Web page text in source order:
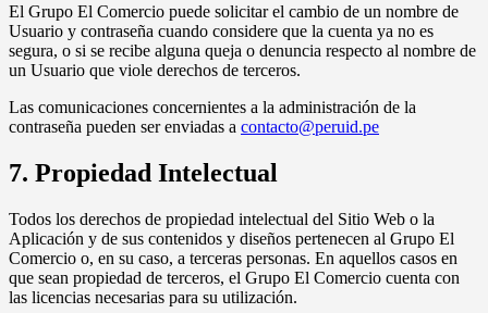
El Grupo El Comercio puede solicitar el cambio de un nombre de
Usuario y contraseña cuando considere que la cuenta ya no es
segura, o si se recibe alguna queja o denuncia respecto al nombre de
un Usuario que viole derechos de terceros.
Las comunicaciones concernientes a la administración de la
contraseña pueden ser enviadas a contacto@peruid.pe
7. Propiedad Intelectual
Todos los derechos de propiedad intelectual del Sitio Web o la
Aplicación y de sus contenidos y diseños pertenecen al Grupo El
Comercio o, en su caso, a terceras personas. En aquellos casos en
que sean propiedad de terceros, el Grupo El Comercio cuenta con
las licencias necesarias para su utilización.